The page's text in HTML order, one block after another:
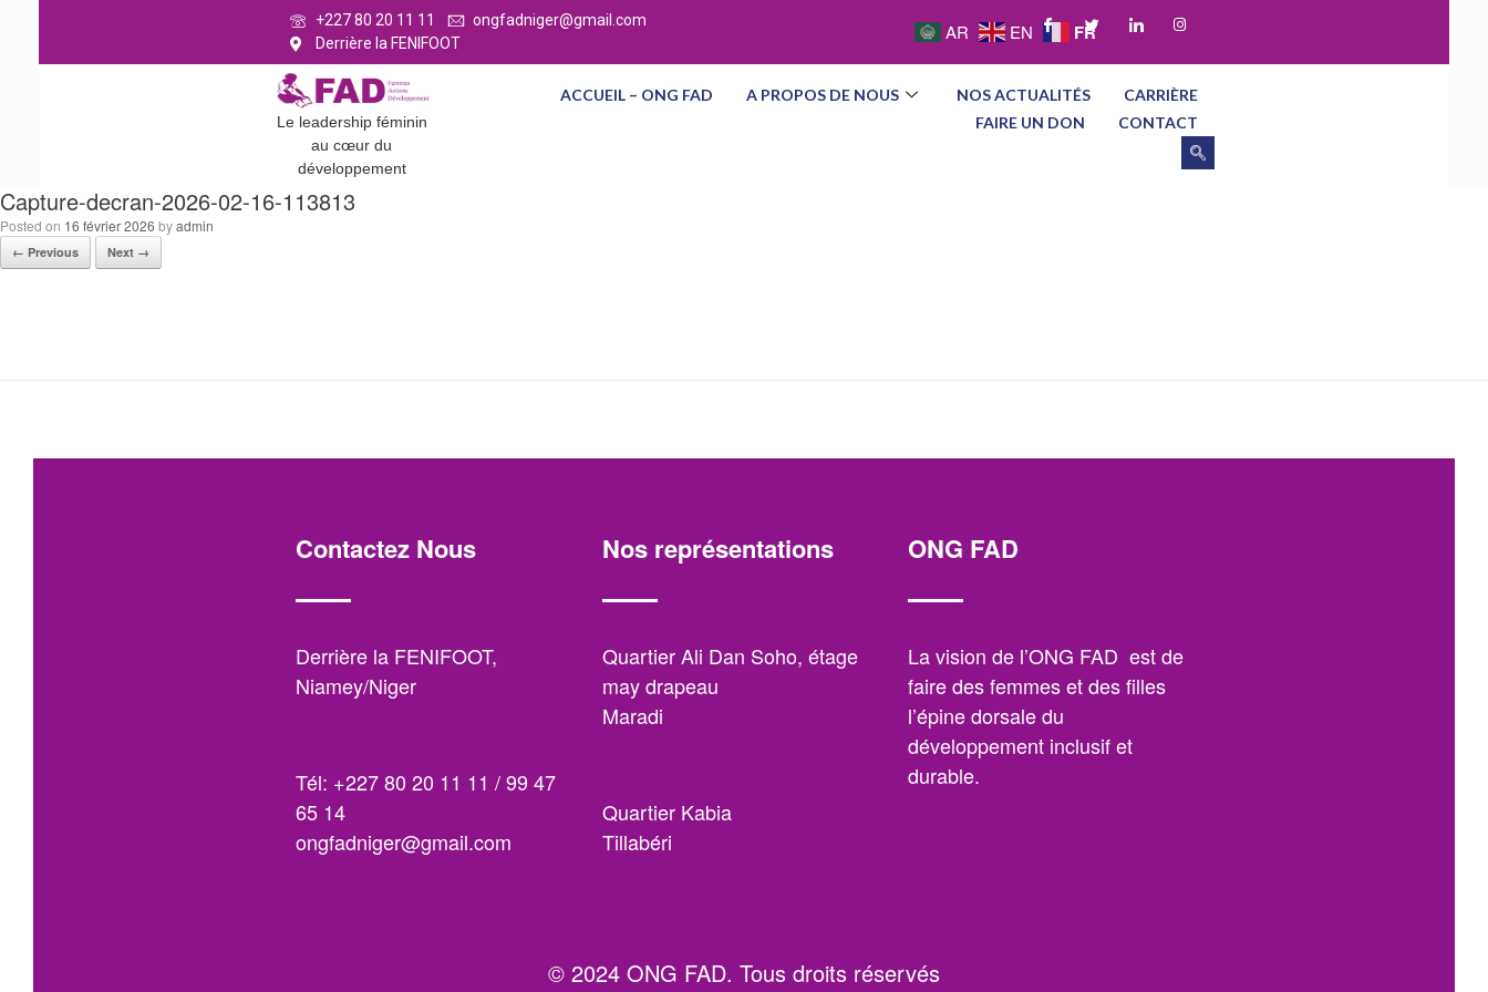
+227 80 20 11 11
ongfadniger@gmail.com
Derrière la FENIFOOT
AR EN FR
Le leadership féminin
au cœur du
développement
ACCUEIL – ONG FAD A PROPOS DE NOUS NOS ACTUALITÉS
CARRIÈRE
FAIRE UN DON
CONTACT
Capture-decran-2026-02-16-113813
Posted on 16 février 2026 byadmin
← Previous Next →
Contactez Nous
Derrière la FENIFOOT,
Niamey/Niger
Tél: +227 80 20 11 11 / 99 47
65 14
ongfadniger@gmail.com
Nos représentations
Quartier Ali Dan Soho, étage
may drapeau
Maradi
Quartier Kabia
Tillabéri
ONG FAD
La vision de l’ONG FAD est de
faire des femmes et des filles
l’épine dorsale du
développement inclusif et
durable.
© 2024 ONG FAD. Tous droits réservés